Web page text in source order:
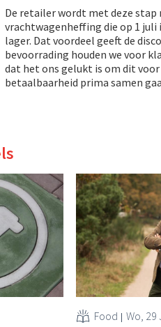
De retailer wordt met deze
vrachtwagenheffing die op 1
lager. Dat voordeel geeft de
bevoorrading houden we voor
dat het ons gelukt is om dit
betaalbaarheid prima samen
Food Wo, 29